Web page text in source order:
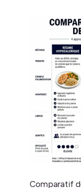
Comparatif